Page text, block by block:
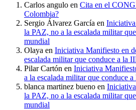
Carlos angulo en Cita en el
Colombia?
Sergio Álvarez García en
la PAZ, no a la escalada militar
mundial
Olaya en Iniciativa Manifiesto en
escalada militar que conduce a la
Pilar Cartón en Iniciativa
a la escalada militar que conduce
blanca martinez bueno en
la PAZ, no a la escalada militar
mundial